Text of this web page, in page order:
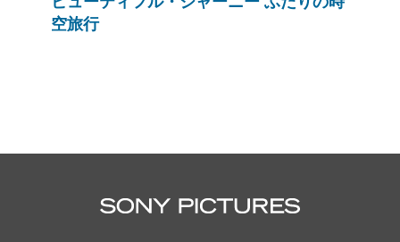
空旅行